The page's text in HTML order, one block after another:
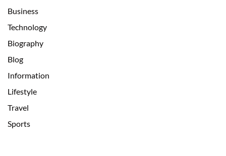
Business
Technology
Biography
Blog
Information
Lifestyle
Travel
Sports